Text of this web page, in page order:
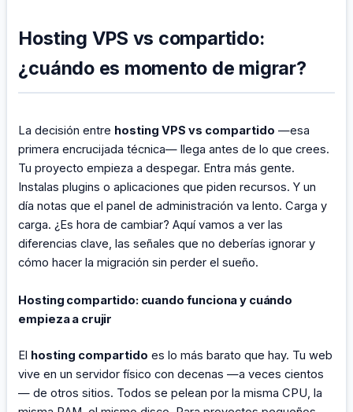
Hosting VPS vs compartido:
¿cuándo es momento de migrar?
La decisión entre hosting VPS vs compartido —esa
primera encrucijada técnica— llega antes de lo que crees.
Tu proyecto empieza a despegar. Entra más gente.
Instalas plugins o aplicaciones que piden recursos. Y un
día notas que el panel de administración va lento. Carga y
carga. ¿Es hora de cambiar? Aquí vamos a ver las
diferencias clave, las señales que no deberías ignorar y
cómo hacer la migración sin perder el sueño.
Hosting compartido: cuando funciona y cuándo
empieza a crujir
El hosting compartido es lo más barato que hay. Tu web
vive en un servidor físico con decenas —a veces cientos
— de otros sitios. Todos se pelean por la misma CPU, la